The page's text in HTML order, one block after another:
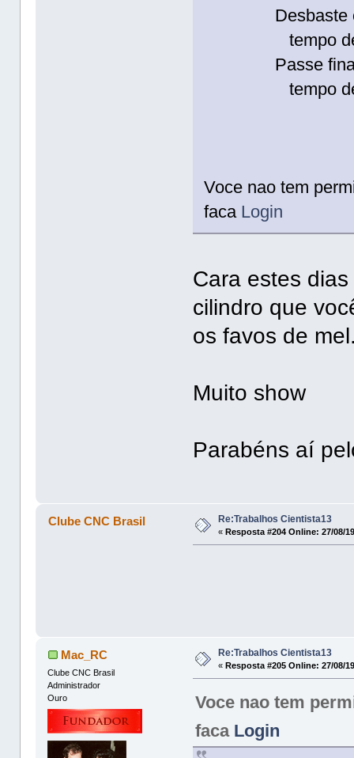
Desbaste
tempo de
Passe final
tempo de
Voce nao tem
faca Login
Cara estes
cilindro que
os favos de
Muito show
Parabéns aí
Clube CNC Brasil Re:Trabalhos Cientista13
« Resposta #204 Online: 27/08/
Mac_RC
Clube CNC Brasil
Administrador
Ouro
Re:Trabalhos Cientista13
« Resposta #205 Online: 27/08/
Voce nao tem
faca Login